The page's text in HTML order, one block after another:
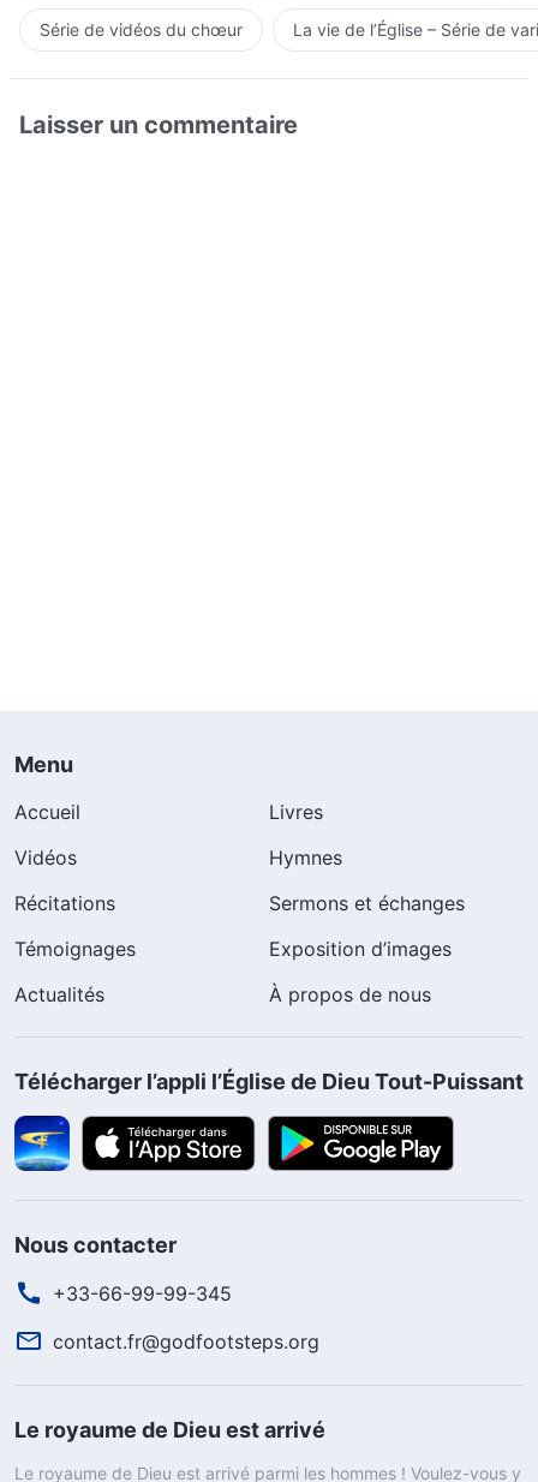
Série de vidéos du chœur La vie de l’Église – Série de
Laisser un commentaire
Menu
Accueil
Livres
Vidéos
Hymnes
Récitations
Sermons et échanges
Témoignages
Exposition d’images
Actualités
À propos de nous
Télécharger l’appli l’Église de Dieu Tout-Puissant
Nous contacter
+33-66-99-99-345
contact.fr@godfootsteps.org
Le royaume de Dieu est arrivé
Le royaume de Dieu est arrivé parmi les hommes ! Voulez-vous y